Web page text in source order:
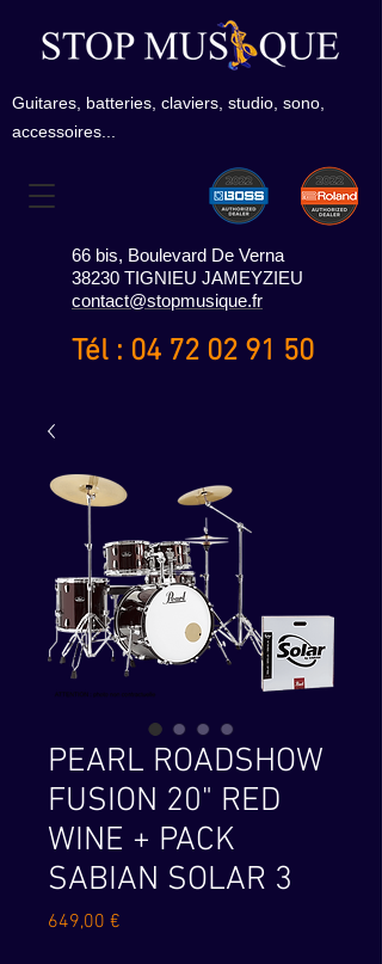
Guitares, batteries, claviers, studio, sono,
accessoires...
66 bis, Boulevard De Verna
38230 TIGNIEU JAMEYZIEU
contact@stopmusique.fr
Tél : 04 72 02 91 50
PEARL ROADSHOW
FUSION 20" RED
WINE + PACK
SABIAN SOLAR 3
649,00 €